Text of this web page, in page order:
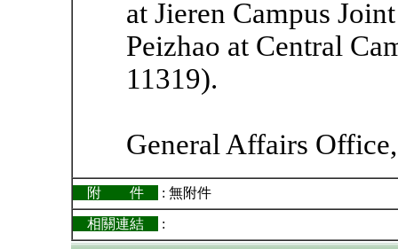
at Jieren Campus
Peizhao at Central
11319).
General Affairs
附 件 : 無附件
相關連結 :